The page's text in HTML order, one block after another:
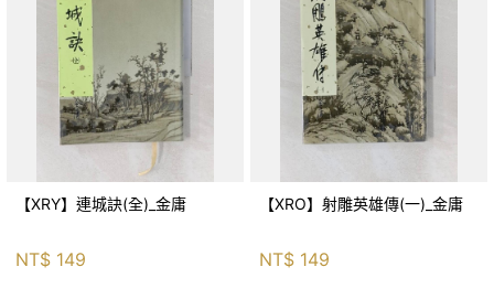
【XRY】連城訣(全)_金庸
NT$ 149
【XRO】射雕英雄傳(一)_金庸
NT$ 149